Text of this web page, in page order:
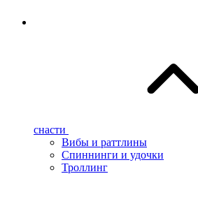
снасти
Вибы и раттлины
Спиннинги и удочки
Троллинг